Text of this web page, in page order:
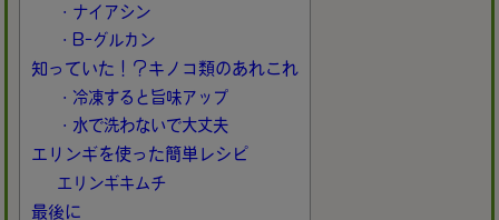
・ナイアシン
・B-グルカン
知っていた！？キノコ類のあれこれ
・冷凍すると旨味アップ
・水で洗わないで大丈夫
エリンギを使った簡単レシピ
エリンギキムチ
最後に